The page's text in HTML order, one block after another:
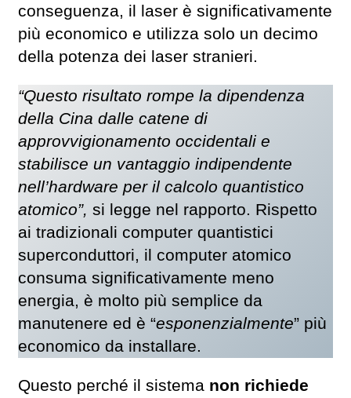
conseguenza, il laser è significativamente
più economico e utilizza solo un decimo
della potenza dei laser stranieri.
“Questo risultato rompe la dipendenza
della Cina dalle catene di
approvvigionamento occidentali e
stabilisce un vantaggio indipendente
nell’hardware per il calcolo quantistico
atomico”, si legge nel rapporto. Rispetto
ai tradizionali computer quantistici
superconduttori, il computer atomico
consuma significativamente meno
energia, è molto più semplice da
manutenere ed è “esponenzialmente” più
economico da installare.
Questo perché il sistema non richiede